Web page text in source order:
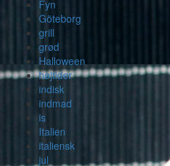
Fyn
Göteborg
grill
grød
Halloween
højtider
indisk
indmad
is
Italien
italiensk
jul